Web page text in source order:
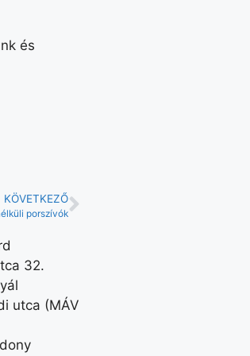
és
KÖVETKEZŐ
porszívók
32.
utca (MÁV